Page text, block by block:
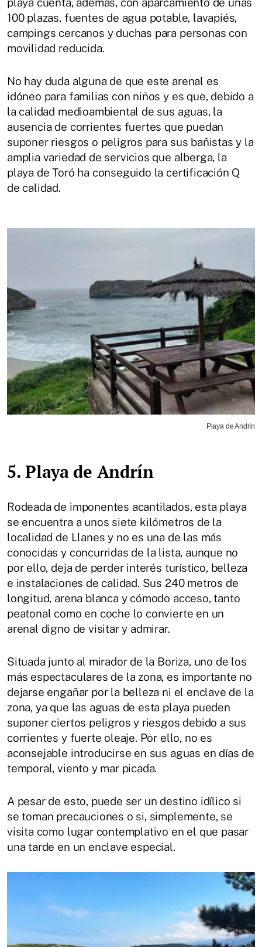
100 plazas, fuentes de agua potable, lavapiés,
campings cercanos y duchas para personas con
movilidad reducida.
No hay duda alguna de que este arenal es
idóneo para familias con niños y es que, debido a
la calidad medioambiental de sus aguas, la
ausencia de corrientes fuertes que puedan
suponer riesgos o peligros para sus bañistas y la
amplia variedad de servicios que alberga, la
playa de Toró ha conseguido la certificación Q
de calidad.
Playa de Andrín
5. Playa de Andrín
Rodeada de imponentes acantilados, esta playa
se encuentra a unos siete kilómetros de la
localidad de Llanes y no es una de las más
conocidas y concurridas de la lista, aunque no
por ello, deja de perder interés turístico, belleza
e instalaciones de calidad. Sus 240 metros de
longitud, arena blanca y cómodo acceso, tanto
peatonal como en coche lo convierte en un
arenal digno de visitar y admirar.
Situada junto al mirador de la Boriza, uno de los
más espectaculares de la zona, es importante no
dejarse engañar por la belleza ni el enclave de la
zona, ya que las aguas de esta playa pueden
suponer ciertos peligros y riesgos debido a sus
corrientes y fuerte oleaje. Por ello, no es
aconsejable introducirse en sus aguas en días de
temporal, viento y mar picada.
A pesar de esto, puede ser un destino idílico si
se toman precauciones o si, simplemente, se
visita como lugar contemplativo en el que pasar
una tarde en un enclave especial.